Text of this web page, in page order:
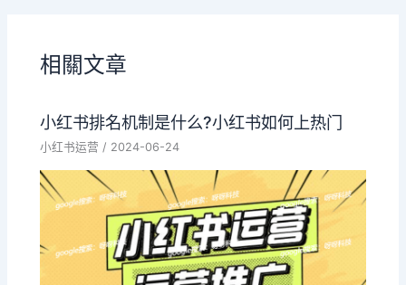
相關文章
小红书排名机制是什么?小红书如何上热门
小红书运营 / 2024-06-24